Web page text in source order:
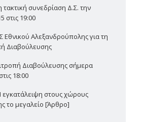
συνεδρίαση Δ.Σ. την
στις 19:00
Εθνικού Αλεξανδρούπολης για τη
Διαβούλευσης
Διαβούλευσης σήμερα
18:00
εγκατάλειψη στους χώρους
το μεγαλείο [Άρθρο]